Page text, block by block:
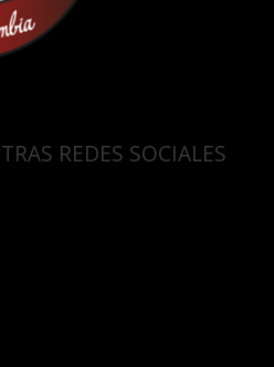
REDES SOCIALES